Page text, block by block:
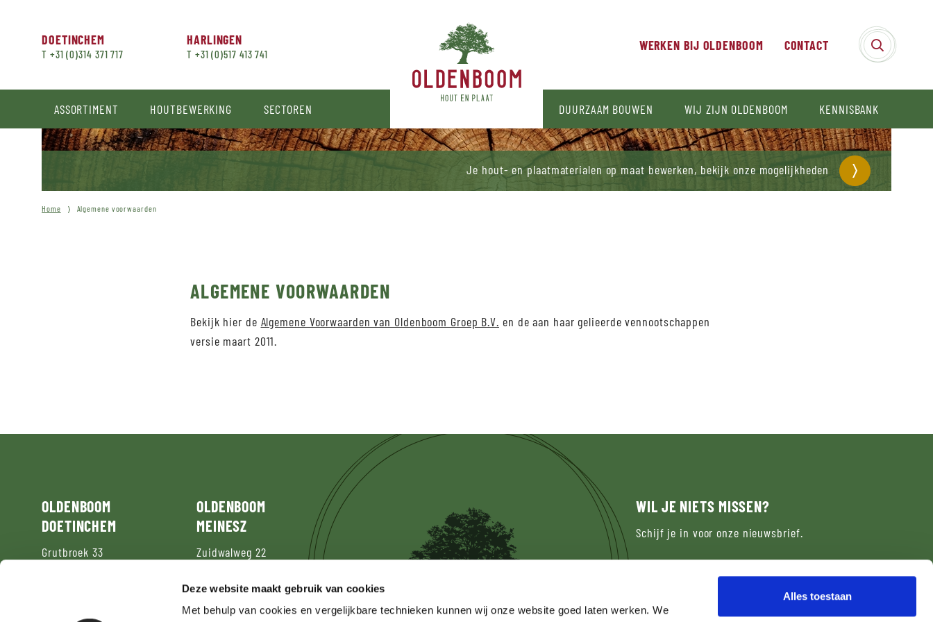
Deze website maakt gebruik van cookies
Met behulp van cookies en vergelijkbare technieken kunnen wij onze website goed laten werken. We
Alles toestaan
DOETINCHEM
T +31 (0)314 371 717
HARLINGEN
T +31 (0)517 413 741
WERKEN BIJ OLDENBOOM CONTACT
ASSORTIMENT HOUTBEWERKING SECTOREN DUURZAAM BOUWEN WIJ ZIJN OLDENBOOM KENNISBANK
Je hout- en plaatmaterialen op maat bewerken, bekijk onze mogelijkheden
Home Algemene voorwaarden
ALGEMENE VOORWAARDEN
Bekijk hier de Algemene Voorwaarden van Oldenboom Groep B.V. en de aan haar gelieerde vennootschappen
versie maart 2011.
OLDENBOOM
DOETINCHEM
Grutbroek 33
OLDENBOOM
MEINESZ
Zuidwalweg 22
T: +31(0)517 413741
meinesz@oldenboom.nl
WIL JE NIETS MISSEN?
Schijf je in voor onze nieuwsbrief.
NIEUWSBRIEF